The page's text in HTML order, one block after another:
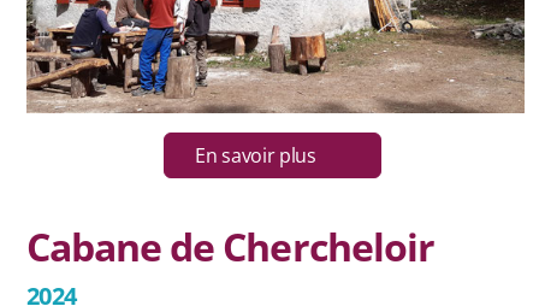
En savoir plus
Cabane de Chercheloir
2024